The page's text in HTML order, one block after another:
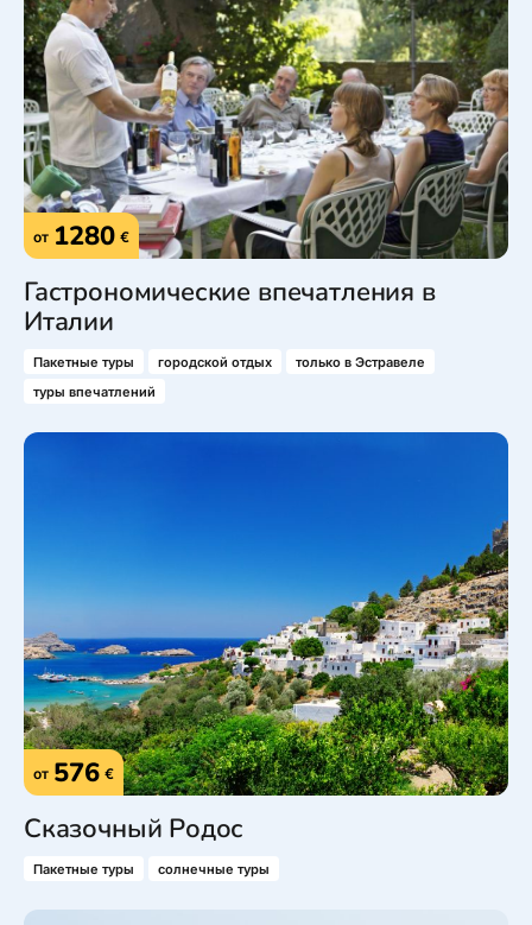
от 1280 €
Гастрономические впечатления в
Италии
Пакетные туры городской отдых
только в Эстравеле
туры впечатлений
от 576 €
Сказочный Родос
Пакетные туры солнечные туры